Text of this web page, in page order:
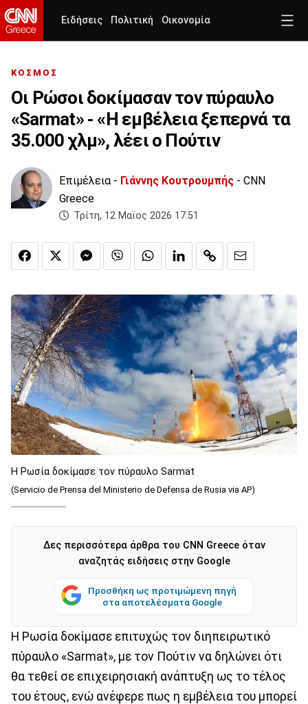
Ειδήσεις Πολιτική Οικονομία
ΚΟΣΜΟΣ
Οι Ρώσοι δοκίμασαν τον πύραυλο
«Sarmat» - «Η εμβέλεια ξεπερνά τα
35.000 χλμ», λέει ο Πούτιν
Επιμέλεια - Γιάννης Κουτρουμπής - CNN
Greece
Τρίτη, 12 Μαϊος 2026 17:51
Η Ρωσία δοκίμασε τον πύραυλο Sarmat
(Servicio de Prensa del Ministerio de Defensa de Rusia via AP)
Δες περισσότερα άρθρα του CNN Greece όταν
αναζητάς ειδήσεις στην Google
Προσθήκη ως προτιμώμενη πηγή
στα αποτελέσματα Google
Η Ρωσία δοκίμασε επιτυχώς τον διηπειρωτικό
πύραυλο «Sarmat», με τον Πούτιν να δηλώνει ότι
θα τεθεί σε επιχειρησιακή ανάπτυξη ως το τέλος
του έτους, ενώ ανέφερε πως η εμβέλεια του μπορεί